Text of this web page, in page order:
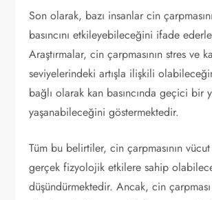
Son olarak, bazı insanlar cin
basıncını etkileyebileceğini ifade
Araştırmalar, cin çarpmasının stres ve
seviyelerindeki artışla ilişkili
bağlı olarak kan basıncında geçici bir
yaşanabileceğini göstermektedir.
Tüm bu belirtiler, cin çarpmasının
gerçek fizyolojik etkilere sahip
düşündürmektedir. Ancak, cin